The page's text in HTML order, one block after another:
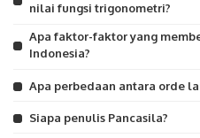
nilai fungsi trigonometri?
Apa faktor-faktor yang
Indonesia?
Apa perbedaan antara orde
Siapa penulis Pancasila?